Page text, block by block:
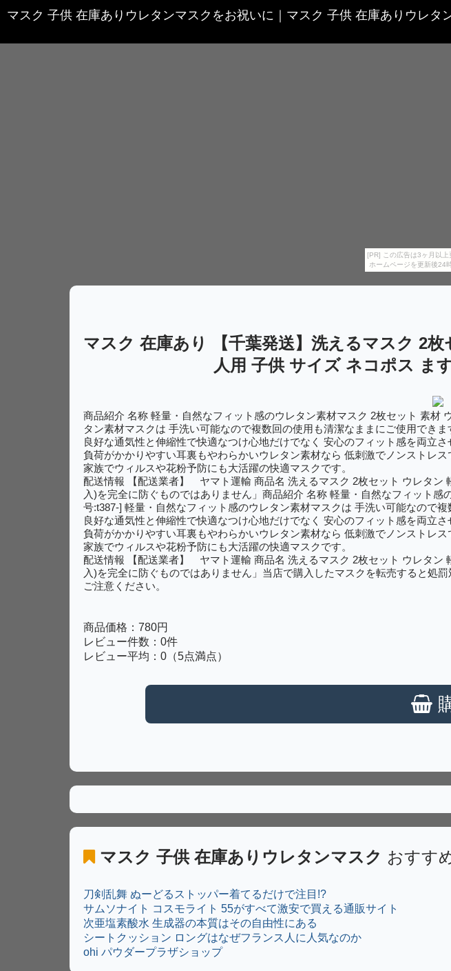
[PR] この広告は3ヶ月以上
ホームページを更新後24
マスク 子供 在庫ありウレタンマスクをお祝いに
マスク 子供 在庫ありウレタ
マスク 在庫あり 【千葉発送】洗えるマスク 2
人用 子供 サイズ ネコポス ま
商品紹介 名称 軽量・自然なフィット感のウレタン素材マスク 2枚セット 素材
タン素材マスクは 手洗い可能なので複数回の使用も清潔なままにご使用できま
良好な通気性と伸縮性で快適なつけ心地だけでなく 安心のフィット感を両立さ
負荷がかかりやすい耳裏もやわらかいウレタン素材なら 低刺激でノンストレス
家族でウィルスや花粉予防にも大活躍の快適マスクです。
配送情報 【配送業者】 ヤマト運輸 商品名 洗えるマスク 2枚セット ウレタ
入)を完全に防ぐものではありません」商品紹介 名称 軽量・自然なフィット
号:t387-] 軽量・自然なフィット感のウレタン素材マスクは 手洗い可能なので複
良好な通気性と伸縮性で快適なつけ心地だけでなく 安心のフィット感を両立さ
負荷がかかりやすい耳裏もやわらかいウレタン素材なら 低刺激でノンストレス
家族でウィルスや花粉予防にも大活躍の快適マスクです。
配送情報 【配送業者】 ヤマト運輸 商品名 洗えるマスク 2枚セット ウレタ
入)を完全に防ぐものではありません」当店で購入したマスクを転売すると処罰
ご注意ください。
商品価格：780円
レビュー件数：0件
レビュー平均：0（5点満点）
マスク 子供 在庫ありウレタンマスク おすす
刀剣乱舞 ぬーどるストッパー着てるだけで注目!?
サムソナイト コスモライト 55がすべて激安で買える通販サイト
次亜塩素酸水 生成器の本質はその自由性にある
シートクッション ロングはなぜフランス人に人気なのか
ohi パウダープラザショップ